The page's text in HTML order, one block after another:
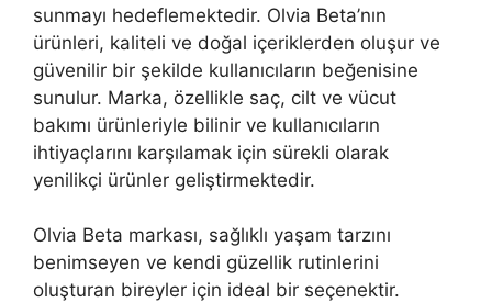
sunmayı hedeflemektedir. Olvia Beta’nın
ürünleri, kaliteli ve doğal içeriklerden oluşur ve
güvenilir bir şekilde kullanıcıların beğenisine
sunulur. Marka, özellikle saç, cilt ve vücut
bakımı ürünleriyle bilinir ve kullanıcıların
ihtiyaçlarını karşılamak için sürekli olarak
yenilikçi ürünler geliştirmektedir.
Olvia Beta markası, sağlıklı yaşam tarzını
benimseyen ve kendi güzellik rutinlerini
oluşturan bireyler için ideal bir seçenektir.